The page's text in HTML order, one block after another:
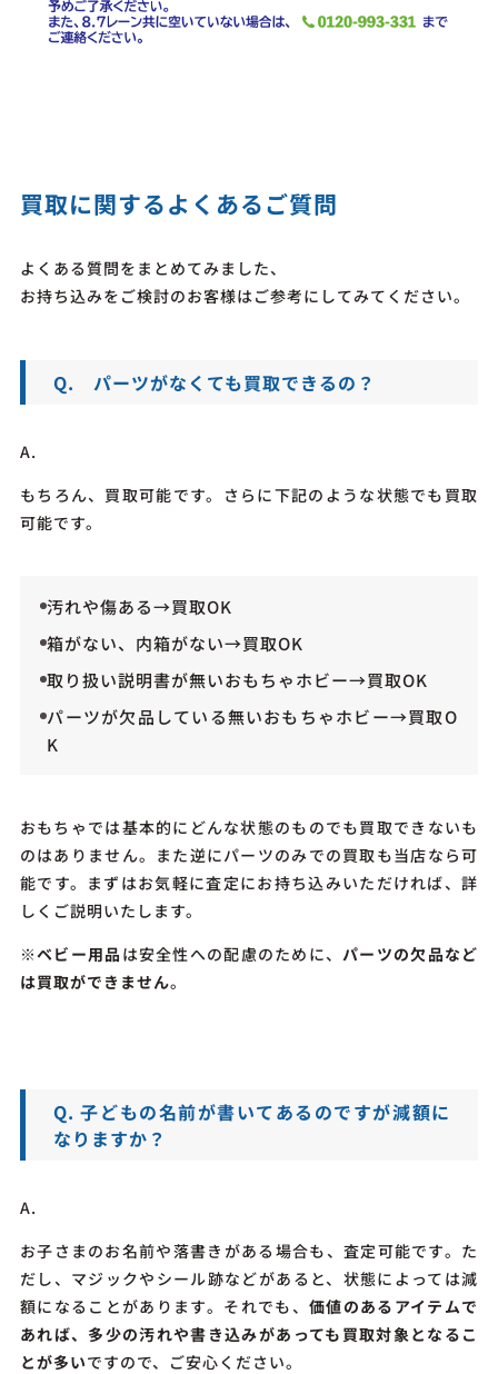
買取に関するよくあるご質問
よくある質問をまとめてみました、
お持ち込みをご検討のお客様はご参考にしてみてください。
Q. パーツがなくても買取できるの？
A.
もちろん、買取可能です。さらに下記のような状態でも買取
可能です。
汚れや傷ある→買取OK
箱がない、内箱がない→買取OK
取り扱い説明書が無いおもちゃホビー→買取OK
パーツが欠品している無いおもちゃホビー→買取O
K
おもちゃでは基本的にどんな状態のものでも買取できないも
のはありません。また逆にパーツのみでの買取も当店なら可
能です。まずはお気軽に査定にお持ち込みいただければ、詳
しくご説明いたします。
※ベビー用品 は安全性への配慮のために、 パーツの欠品など
は買取ができません。
Q. 子どもの名前が書いてあるのですが減額に
なりますか？
A.
お子さまのお名前や落書きがある場合も、査定可能です。た
だし、マジックやシール跡などがあると、状態によっては減
額になることがあります。 それでも、 価値のあるアイテムで
あれば、多少の汚れや書き込みがあっても買取対象となるこ
とが多いですので、ご安心ください。